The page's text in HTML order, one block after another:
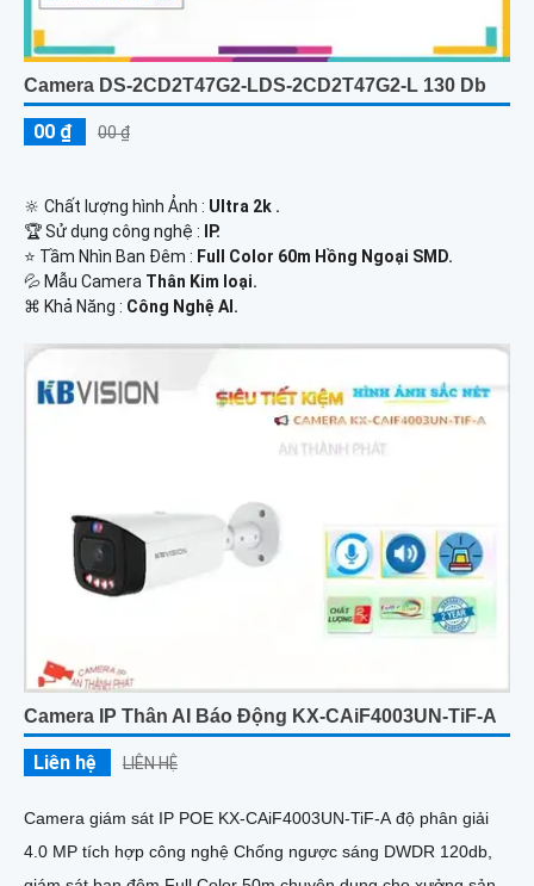
Camera DS-2CD2T47G2-LDS-2CD2T47G2-L 130 Db
00 ₫ 00 ₫
🔆 Chất lượng hình Ảnh : Ultra 2k .
🏆 Sử dụng công nghệ :
IP.
⭐ Tầm Nhìn Ban Đêm : Full Color 60m Hồng Ngoại SMD.
💦 Mẫu Camera Thân Kim loại.
️⌘ Khả Năng : Công Nghệ AI.
Camera IP Thân AI Báo Động KX-CAiF4003UN-TiF-A
Liên hệ LIÊN HỆ
Camera giám sát IP POE KX-CAiF4003UN-TiF-A độ phân giải
4.0 MP tích hợp công nghệ Chống ngược sáng DWDR 120db,